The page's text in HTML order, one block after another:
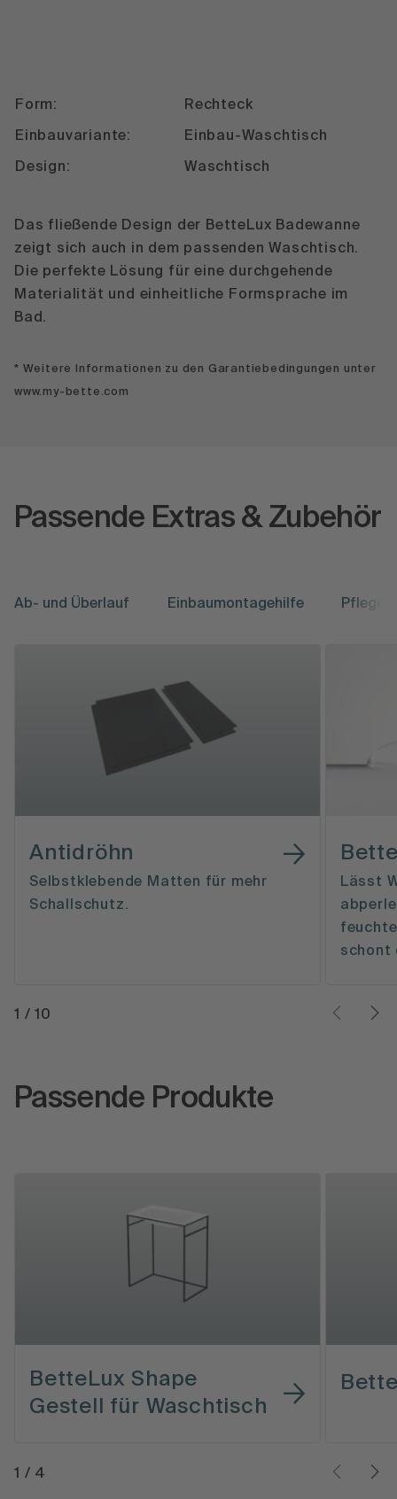
Form: Rechteck
Einbauvariante: Einbau-Waschtisch
Design: Waschtisch
Das fließende Design der BetteLux Badewanne
zeigt sich auch in dem passenden Waschtisch.
Die perfekte Lösung für eine durchgehende
Materialität und einheitliche Formsprache im
Bad.
* Weitere Informationen zu den Garantiebedingungen unter
www.my-bette.com
Passende Extras & Zubehör
Ab- und Überlauf Einbaumontagehilfe Pflege
Antidröhn
Selbstklebende Matten für mehr
Schallschutz.
Lässt
schont
1 /10
Passende Produkte
BetteLux Shape
Gestell für Waschtisch
1 / 4